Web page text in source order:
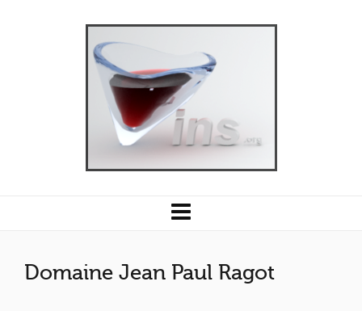
Domaine Jean Paul Ragot